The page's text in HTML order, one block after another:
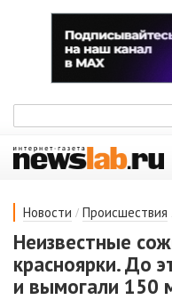
Новости / Происшествия
Неизвестные
красноярки. До
и вымогали 150